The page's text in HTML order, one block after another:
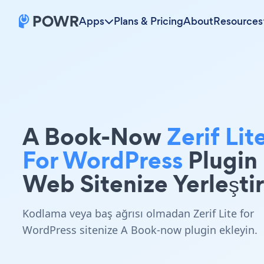
Apps Plans & PricingAboutResources
A Book-NowZerif
For WordPress Plugin
Web Sitenize
Kodlama veya baş ağrısı olmadan Zerif Lite for
WordPress sitenize A Book-now plugin ekleyin.